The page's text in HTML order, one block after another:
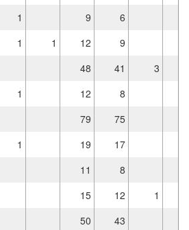
1 9
6
1 1 12
9
48 41 3
1 12
8
79 75
1 19
17
11
8
15 12 1
50
43